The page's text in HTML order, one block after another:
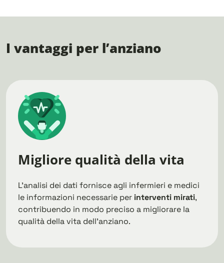
I vantaggi per l’anziano
Migliore qualità della vita
L’analisi dei dati fornisce agli infermieri e medici
le informazioni necessarie per interventi mirati,
contribuendo in modo preciso a migliorare la
qualità della vita dell’anziano.